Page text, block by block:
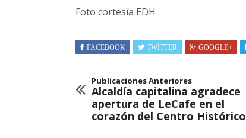
Foto cortesía EDH
FACEBOOK TWITTER GOOGLE+
Publicaciones Anteriores
Alcaldía capitalina agradece
apertura de LeCafe en el
corazón del Centro Histórico